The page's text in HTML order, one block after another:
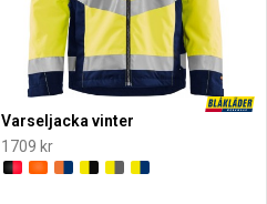
Varseljacka vinter
1709 kr